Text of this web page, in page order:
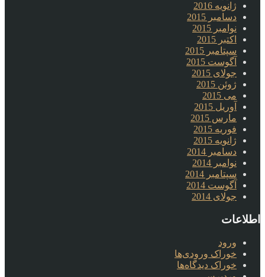
ژانویه 2016
دسامبر 2015
نوامبر 2015
اکتبر 2015
سپتامبر 2015
آگوست 2015
جولای 2015
ژوئن 2015
می 2015
آوریل 2015
مارس 2015
فوریه 2015
ژانویه 2015
دسامبر 2014
نوامبر 2014
سپتامبر 2014
آگوست 2014
جولای 2014
اطلاعات
ورود
خوراک ورودی‌ها
خوراک دیدگاه‌ها